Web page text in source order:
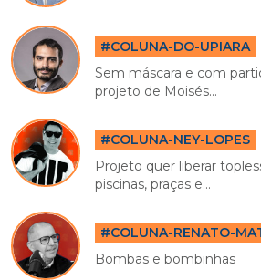
#COLUNA-DO-UPIARA
Sem máscara e com
projeto de Moisés...
#COLUNA-NEY-LOPES
Projeto quer liberar
piscinas, praças e...
#COLUNA-RENATO-
Bombas e bombinhas